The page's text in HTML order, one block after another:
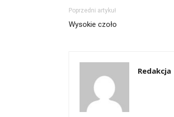
Poprzedni artykuł
Wysokie czoło
Redakcja